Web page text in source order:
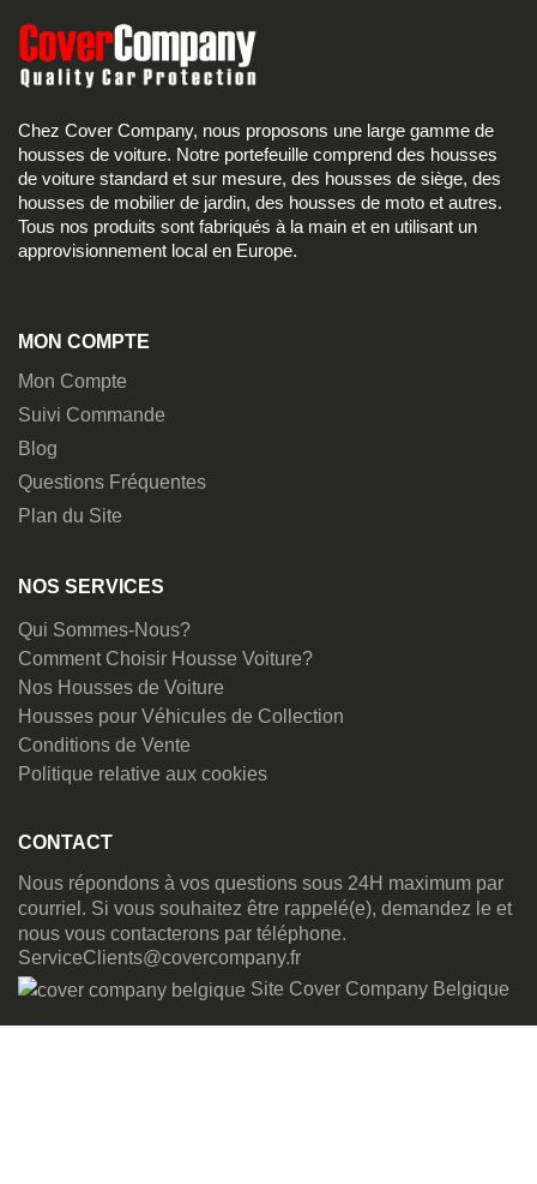
Chez Cover Company, nous proposons une large gamme de
housses de voiture. Notre portefeuille comprend des housses
de voiture standard et sur mesure, des housses de siège, des
housses de mobilier de jardin, des housses de moto et autres.
Tous nos produits sont fabriqués à la main et en utilisant un
approvisionnement local en Europe.
MON COMPTE
Mon Compte
Suivi Commande
Blog
Questions Fréquentes
Plan du Site
NOS SERVICES
Qui Sommes-Nous?
Comment Choisir Housse Voiture?
Nos Housses de Voiture
Housses pour Véhicules de Collection
Conditions de Vente
Politique relative aux cookies
CONTACT
Nous répondons à vos questions sous 24H maximum par
courriel. Si vous souhaitez être rappelé(e), demandez le et
nous vous contacterons par téléphone.
ServiceClients@covercompany.fr
Site Cover Company Belgique